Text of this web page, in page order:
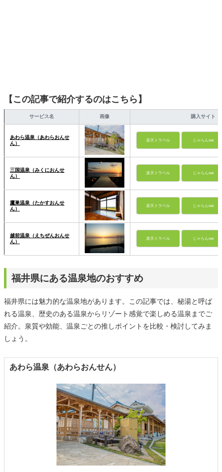
【この記事で紹介するのはこちら】
サービス名 画像 購入サイト
あわら温泉（あわらおんせ
ん）
楽天トラベル じゃらんnet
三国温泉（みくにおんせ
ん）
楽天トラベル じゃらんnet
鷹巣温泉（たかすおんせ
ん）
楽天トラベル じゃらんnet
越前温泉（えちぜんおんせ
ん）
楽天トラベル じゃらんnet
福井県にある温泉地のおすすめ
福井県には魅力的な温泉地があります。この記事では、秘湯と呼ば
れる温泉、歴史のある温泉からリゾート感覚で楽しめる温泉までご
紹介。泉質や効能、温泉ごとの推しポイントを比較・検討してみま
しょう。
あわら温泉（あわらおんせん）